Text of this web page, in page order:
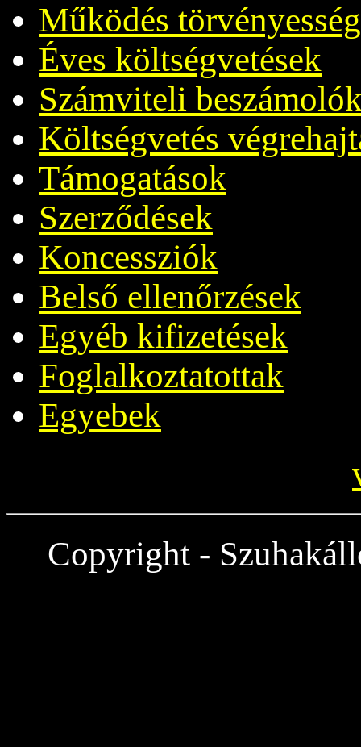
Működés
Éves költségvetések
Számviteli
Költségvetés
Támogatások
Szerződések
Koncessziók
Belső ellenőrzések
Egyéb kifizetések
Foglalkoztatottak
Egyebek
Copyright -